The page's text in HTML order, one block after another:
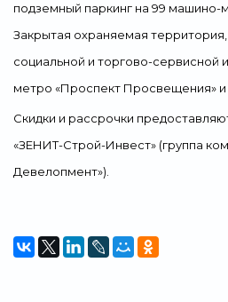
подземный паркинг на 99 машино-
Закрытая охраняемая
социальной и торгово-сервисной
метро «Проспект Просвещения» и
Скидки и рассрочки
«ЗЕНИТ-Строй-Инвест» (группа
Девелопмент»).